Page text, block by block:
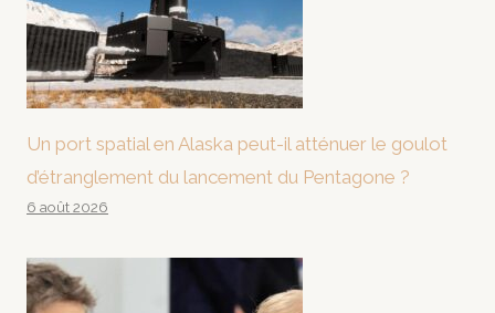
Un port spatial en Alaska peut-il atténuer le goulot
d’étranglement du lancement du Pentagone ?
6 août 2026